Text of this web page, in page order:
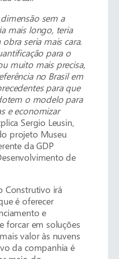
sem a
mais longo, teria
seria mais cara.
para o
muito mais precisa,
no Brasil em
para que
o modelo para
e economizar
Sergio Leusin,
projeto Museu
da GDP
de
Construtivo irá
é oferecer
e
forcar em soluções
valor às nuvens
da companhia é